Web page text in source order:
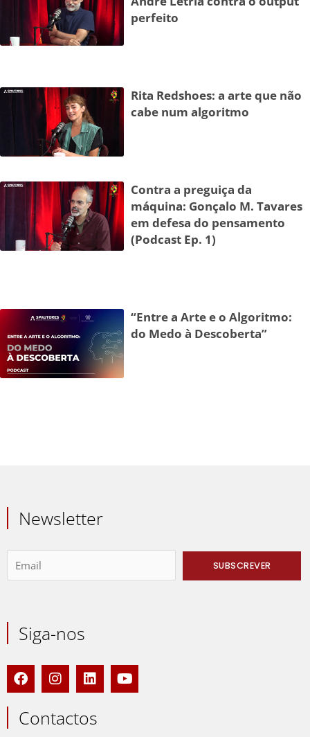
perfeito
Rita Redshoes: a arte que não
cabe num algoritmo
Contra a preguiça da
máquina: Gonçalo M. Tavares
em defesa do pensamento
(Podcast Ep. 1)
“Entre a Arte e o Algoritmo:
do Medo à Descoberta”
Newsletter
Siga-nos
F
a
c
e
b
I
n
s
t
a
L
i
n
k
e
Y
o
u
Contactos